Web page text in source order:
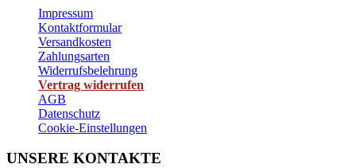
Impressum
Kontaktformular
Versandkosten
Zahlungsarten
Widerrufsbelehrung
Vertrag widerrufen
AGB
Datenschutz
Cookie-Einstellungen
UNSERE KONTAKTE